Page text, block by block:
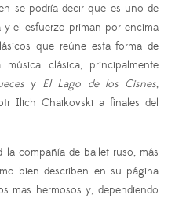
se podría decir que es uno de
el esfuerzo priman por encima
que reúne esta forma de
clásica, principalmente
y El Lago de los Cisnes,
Ilich Chaikovski a finales del
la compañía de ballet ruso, más
bien describen en su página
mas hermosos y, dependiendo